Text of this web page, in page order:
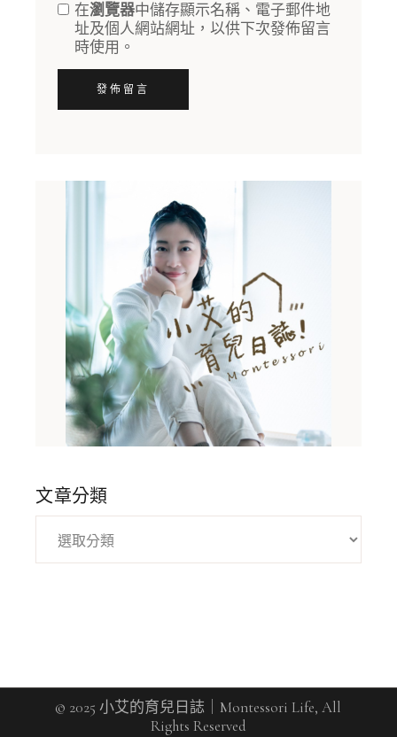
在瀏覽器中儲存顯示名稱、電子郵件地
址及個人網站網址，以供下次發佈留言
時使用。
發佈留言
文章分類
© 2025 小艾的育兒日誌｜Montessori Life, All
Rights Reserved